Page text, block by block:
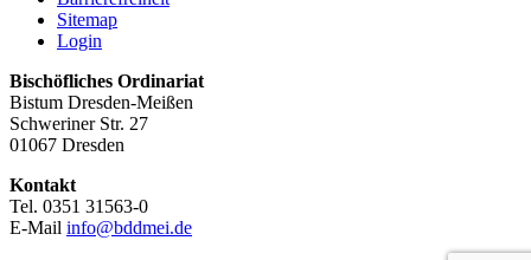
Sitemap
Login
Bischöfliches Ordinariat
Bistum Dresden-Meißen
Schweriner Str. 27
01067 Dresden
Kontakt
Tel. 0351 31563-0
E-Mail info@bddmei.de